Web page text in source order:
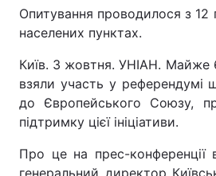
Опитування проводилося з 12
населених пунктах.
Київ. 3 жовтня. УНІАН. Майже
взяли участь у референдумі
до Європейського Союзу,
підтримку цієї ініціативи.
Про це на прес-конференції
генеральний директор